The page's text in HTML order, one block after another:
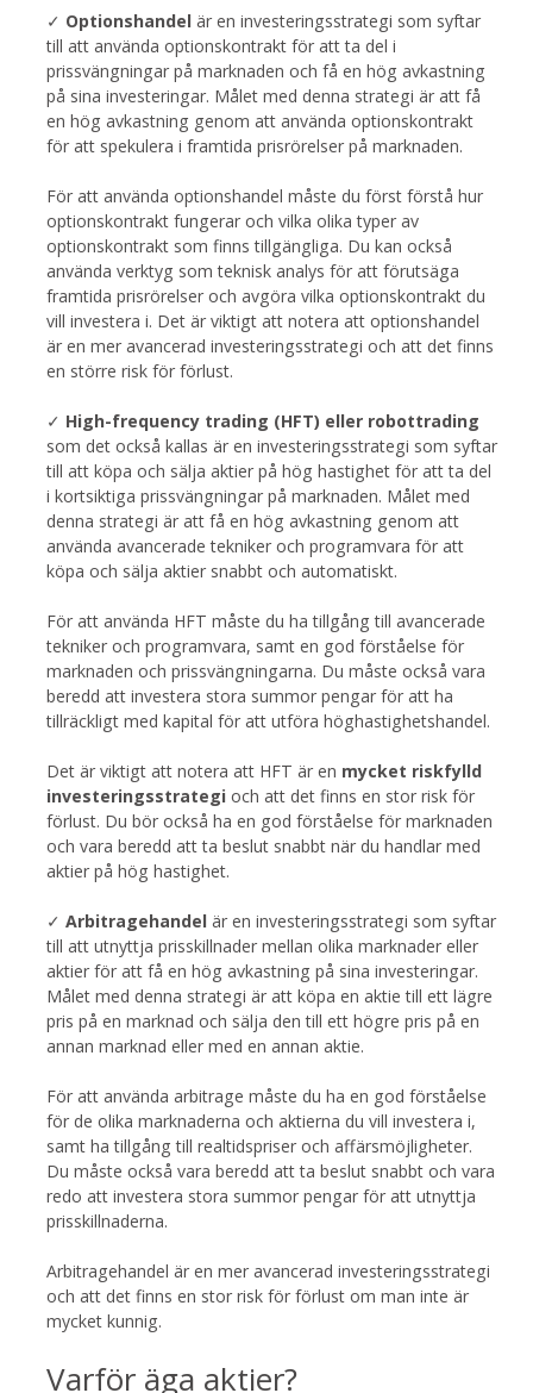
✓ Optionshandel är en investeringsstrategi som syftar
till att använda optionskontrakt för att ta del i
prissvängningar på marknaden och få en hög avkastning
på sina investeringar. Målet med denna strategi är att få
en hög avkastning genom att använda optionskontrakt
för att spekulera i framtida prisrörelser på marknaden.
För att använda optionshandel måste du först förstå hur
optionskontrakt fungerar och vilka olika typer av
optionskontrakt som finns tillgängliga. Du kan också
använda verktyg som teknisk analys för att förutsäga
framtida prisrörelser och avgöra vilka optionskontrakt du
vill investera i. Det är viktigt att notera att optionshandel
är en mer avancerad investeringsstrategi och att det finns
en större risk för förlust.
✓ High-frequency trading (HFT) eller robottrading
som det också kallas är en investeringsstrategi som syftar
till att köpa och sälja aktier på hög hastighet för att ta del
i kortsiktiga prissvängningar på marknaden. Målet med
denna strategi är att få en hög avkastning genom att
använda avancerade tekniker och programvara för att
köpa och sälja aktier snabbt och automatiskt.
För att använda HFT måste du ha tillgång till avancerade
tekniker och programvara, samt en god förståelse för
marknaden och prissvängningarna. Du måste också vara
beredd att investera stora summor pengar för att ha
tillräckligt med kapital för att utföra höghastighetshandel.
Det är viktigt att notera att HFT är en mycket riskfylld
investeringsstrategi och att det finns en stor risk för
förlust. Du bör också ha en god förståelse för marknaden
och vara beredd att ta beslut snabbt när du handlar med
aktier på hög hastighet.
✓ Arbitragehandel är en investeringsstrategi som syftar
till att utnyttja prisskillnader mellan olika marknader eller
aktier för att få en hög avkastning på sina investeringar.
Målet med denna strategi är att köpa en aktie till ett lägre
pris på en marknad och sälja den till ett högre pris på en
annan marknad eller med en annan aktie.
För att använda arbitrage måste du ha en god förståelse
för de olika marknaderna och aktierna du vill investera i,
samt ha tillgång till realtidspriser och affärsmöjligheter.
Du måste också vara beredd att ta beslut snabbt och vara
redo att investera stora summor pengar för att utnyttja
prisskillnaderna.
Arbitragehandel är en mer avancerad investeringsstrategi
och att det finns en stor risk för förlust om man inte är
mycket kunnig.
Varför äga aktier?